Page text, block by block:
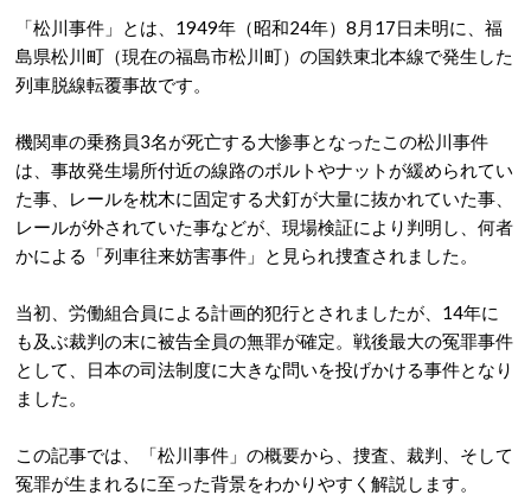
「松川事件」とは、 1949年（昭和24年）8月17日未明に、福
島県松川町（現在の福島市松川町）の国鉄東北本線で発生した
列車脱線転覆事故です。
機関車の乗務員3名が死亡する大惨事となったこの松川事件
は、事故発生場所付近の線路のボルトやナットが緩められてい
た事、レールを枕木に固定する犬釘が大量に抜かれていた事、
レールが外されていた事などが、現場検証により判明し、何者
かによる「列車往来妨害事件」と見られ捜査されました。
当初、 労働組合員による計画的犯行とされましたが、14年に
も及ぶ裁判の末に被告全員の無罪が確定。戦後最大の冤罪事件
として、日本の司法制度に大きな問いを投げかける事件となり
ました。
この記事では、「松川事件」の概要から、捜査、裁判、そして
冤罪が生まれるに至った背景をわかりやすく解説します。